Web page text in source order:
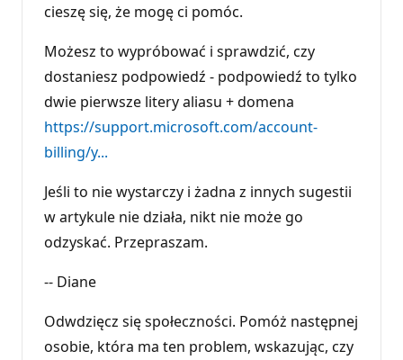
cieszę się, że mogę ci pomóc.
Możesz to wypróbować i sprawdzić, czy
dostaniesz podpowiedź - podpowiedź to tylko
dwie pierwsze litery aliasu + domena
https://support.microsoft.com/account-
billing/y...
Jeśli to nie wystarczy i żadna z innych sugestii
w artykule nie działa, nikt nie może go
odzyskać. Przepraszam.
-- Diane
Odwdzięcz się społeczności. Pomóż następnej
osobie, która ma ten problem, wskazując, czy